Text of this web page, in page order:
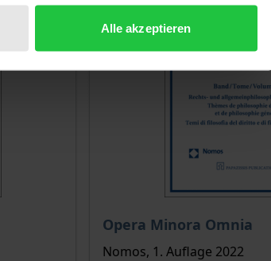
Alle akzeptieren
Opera Minora Omnia
Nomos, 1. Auflage 2022